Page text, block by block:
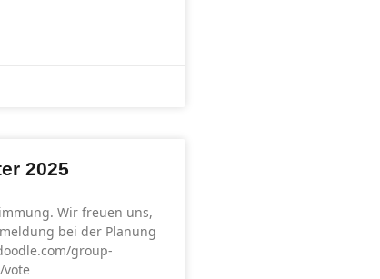
2025
Wir freuen uns,
bei der Planung
group-
vote